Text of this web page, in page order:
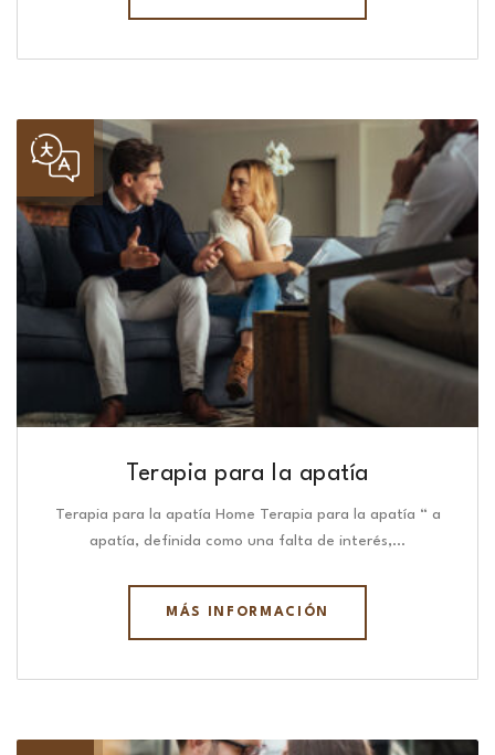
Terapia para la apatía
Terapia para la apatía Home Terapia para la apatía “ a
apatía, definida como una falta de interés,…
MÁS INFORMACIÓN